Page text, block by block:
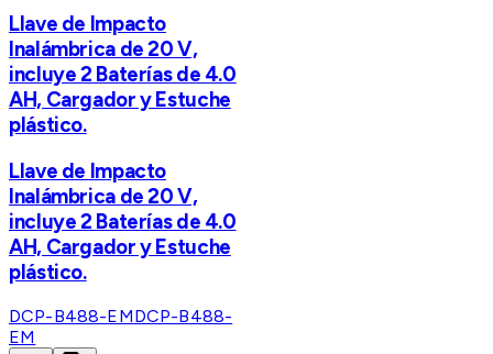
Llave de Impacto
Inalámbrica de 20 V,
incluye 2 Baterías de 4.0
AH, Cargador y Estuche
plástico.
Llave de Impacto
Inalámbrica de 20 V,
incluye 2 Baterías de 4.0
AH, Cargador y Estuche
plástico.
DCP-B488-EMDCP-B488-
EM